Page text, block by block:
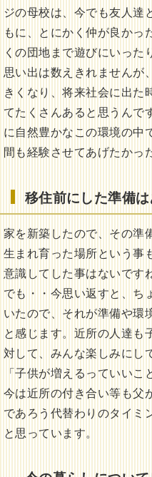
ジの母校は、今でも友人達
もに、とにかく仲が良かっ
くの団地まで遊びにいった
思い出は数えきれませんが
きくなり、将来社会に出た
てたくさんあると思うんで
に自然豊かなこの環境の中
間も経験させてあげたかっ
移住前にした準備
家を新築したので、その準
生まれ育った場所という事
意識してした事はないです
でも・・今思い返すと、ち
いたので、それが準備や環
と感じます。近所の人達も
対して、みんな楽しみにし
「子供が増えるっていいこ
今は近所の付き合い等も父
であろう代替わりのタイミ
と思っています。